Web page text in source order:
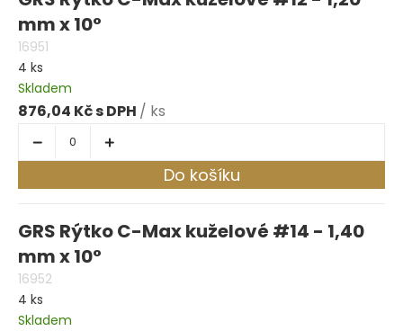
mm x 10°
16951
4 ks
Skladem
876,04 Kč / ks
Do košíku
GRS Rýtko C-Max kuželové #14 - 1,40
mm x 10°
16952
4 ks
Skladem